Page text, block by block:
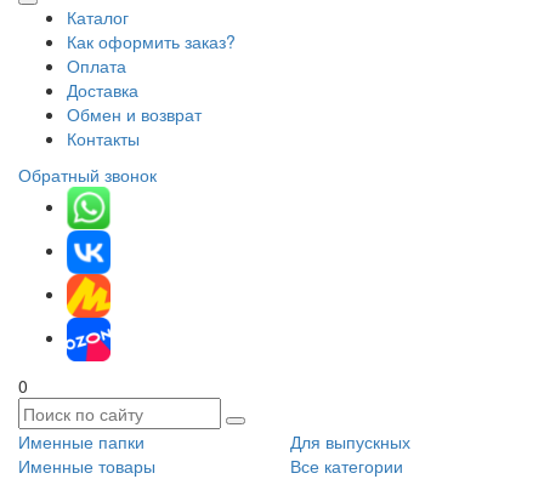
Каталог
Как оформить заказ?
Оплата
Доставка
Обмен и возврат
Контакты
Обратный звонок
0
Именные папки
Для выпускных
Именные товары
Все категории